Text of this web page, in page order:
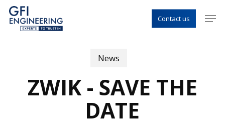
Skip
Contact us
News
ZWIK - SAVE THE
DATE